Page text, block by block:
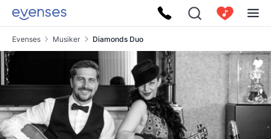
Evenses Musiker Diamonds Duo